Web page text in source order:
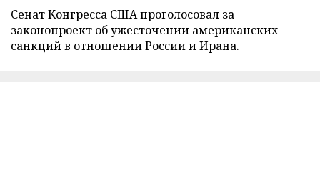
Сенат Конгресса США проголосовал за
законопроект об ужесточении американских
санкций в отношении России и Ирана.